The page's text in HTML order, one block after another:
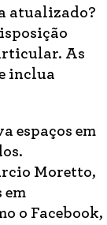
atualizado?
As
inclua
espaços em
Moretto,
em
o Facebook,